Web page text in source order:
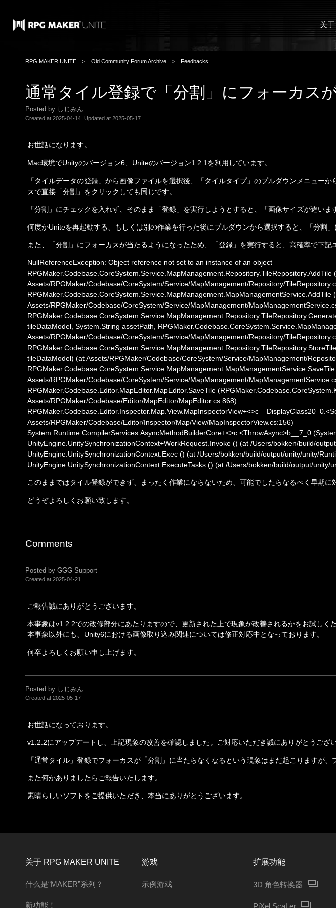
关
什
RPG MAKER UNITE Old Community Forum Archive Feedbacks
通常タイル登録で「分割」にフォーカス
Posted by しじみん
Created at 2025-04-14 Updated at 2025-05-17
お世話になります。
Mac環境でUnityのバージョン6、Uniteのバージョン1.2.1を利用しています。
「タイルデータの登録」から画像ファイルを選択後、「タイルタイプ」のプルダウンメニュー
スで直接「分割」をクリックしても同じです。
「分割」にチェックを入れず、そのまま「登録」を実行しようとすると、「画像サイズが違いま
何度かUniteを再起動する、もしくは別の作業を行った後にプルダウンから選択すると、「分割
また、「分割」にフォーカスが当たるようになったため、「登録」を実行すると、高確率で下記
NullReferenceException: Object reference not set to an instance of an object
Assets/RPGMaker/Codebase/CoreSystem/Service/MapManagement/Repository/
Assets/RPGMaker/Codebase/CoreSystem/Service/MapManagement/
tileDataModel, System.String assetPath,
Assets/RPGMaker/Codebase/CoreSystem/Service/MapManagement/Repository/
tileDataModel) (at Assets/RPGMaker/Codebase/CoreSystem/Service/MapManagement/
Assets/RPGMaker/Codebase/CoreSystem/Service/MapManagement/
RPGMaker.Codebase.Editor.MapEditor.MapEditor.SaveTile
Assets/RPGMaker/Codebase/Editor/MapEditor/MapEditor.cs:868)
Assets/RPGMaker/Codebase/Editor/Inspector/Map/View/MapInspectorView.cs:156)
System.Runtime.CompilerServices.AsyncMethodBuilderCore+<>c.<ThrowAsync>b__7_0
UnityEngine.UnitySynchronizationContext+WorkRequest.Invoke () (at /Users/bokken/build/
UnityEngine.UnitySynchronizationContext.Exec () (at /Users/bokken/build/output/unity/unity/
UnityEngine.UnitySynchronizationContext.ExecuteTasks () (at /Users/bokken/build/output/
このままではタイル登録ができず、まったく作業にならないため、可能でしたらなるべく早期に
どうぞよろしくお願い致します。
Comments
Posted by GGG-Support
Created at 2025-04-21
ご報告誠にありがとうございます。
本事象はv1.2.2での改修部分にあたりますので、更新された上で現象が改善されるかをお試しくだ
本事象以外にも、Unity6における画像取り込み関連については修正対応中となっております。
何卒よろしくお願い申し上げます。
Posted by しじみん
Created at 2025-05-17
お世話になっております。
v1.2.2にアップデートし、上記現象の改善を確認しました。ご対応いただき誠にありがとうござい
「通常タイル」登録でフォーカスが「分割」に当たらなくなるという現象はまだ起こりますが
また何かありましたらご報告いたします。
素晴らしいソフトをご提供いただき、本当にありがとうございます。
关于 RPG MAKER UNITE
什么是“MAKER”系列？
新功能！
游戏
示例游戏
扩展功能
3D 角色转换器
PiXel ScaLer